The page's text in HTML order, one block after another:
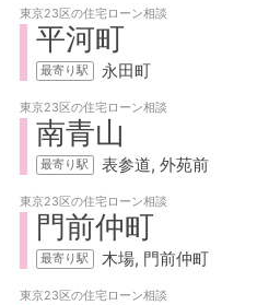
東京23区の住宅ローン相談
平河町
永田町
東京23区の住宅ローン相談
南青山
表参道 外苑前
東京23区の住宅ローン相談
門前仲町
木場 門前仲町
東京23区の住宅ローン相談